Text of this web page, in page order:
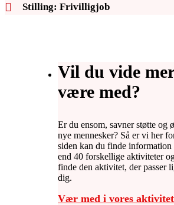
Stilling: Frivilligjob
Vil du vide
være med?
Er du ensom, savner støtte og
nye mennesker? Så er vi her
siden kan du finde information
end 40 forskellige aktiviteter
finde den aktivitet, der passer
dig.
Vær med i vores